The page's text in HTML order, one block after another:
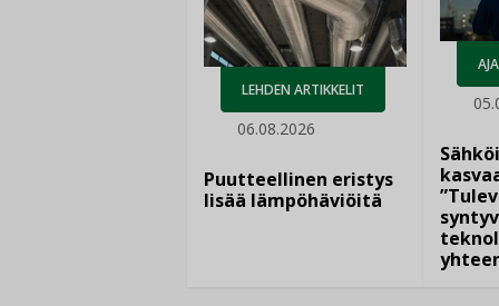
LEHDEN ARTIKKELIT
06.08.2026
Puutteellinen eristys
lisää lämpöhäviöitä